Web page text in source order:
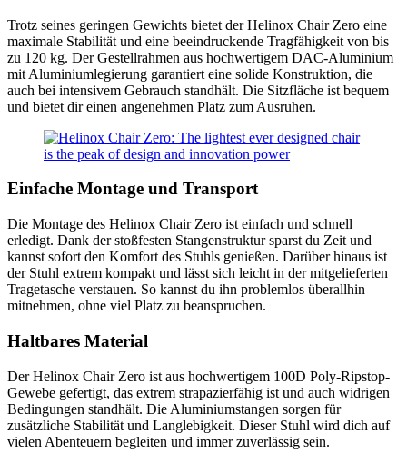
Trotz seines geringen Gewichts bietet der Helinox Chair Zero eine
maximale Stabilität und eine beeindruckende Tragfähigkeit von bis
zu 120 kg. Der Gestellrahmen aus hochwertigem DAC-Aluminium
mit Aluminiumlegierung garantiert eine solide Konstruktion, die
auch bei intensivem Gebrauch standhält. Die Sitzfläche ist bequem
und bietet dir einen angenehmen Platz zum Ausruhen.
Einfache Montage und Transport
Die Montage des Helinox Chair Zero ist einfach und schnell
erledigt. Dank der stoßfesten Stangenstruktur sparst du Zeit und
kannst sofort den Komfort des Stuhls genießen. Darüber hinaus ist
der Stuhl extrem kompakt und lässt sich leicht in der mitgelieferten
Tragetasche verstauen. So kannst du ihn problemlos überallhin
mitnehmen, ohne viel Platz zu beanspruchen.
Haltbares Material
Der Helinox Chair Zero ist aus hochwertigem 100D Poly-Ripstop-
Gewebe gefertigt, das extrem strapazierfähig ist und auch widrigen
Bedingungen standhält. Die Aluminiumstangen sorgen für
zusätzliche Stabilität und Langlebigkeit. Dieser Stuhl wird dich auf
vielen Abenteuern begleiten und immer zuverlässig sein.